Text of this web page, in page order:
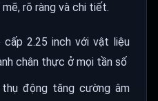
rõ ràng và chi tiết.
cấp 2.25 inch với vật liệu
chân thực ở mọi tần số
động tăng cường âm